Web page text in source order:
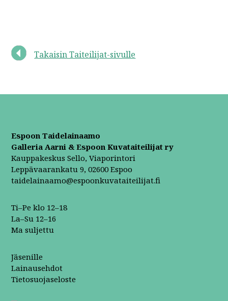
Takaisin Taiteilijat-sivulle
Espoon Taidelainaamo
Galleria Aarni & Espoon Kuvataiteilijat ry
Kauppakeskus Sello, Viaporintori
Leppävaarankatu 9, 02600 Espoo
taidelainaamo@espoonkuvataiteilijat.fi
Ti–Pe klo 12–18
La–Su 12–16
Ma suljettu
Jäsenille
Lainausehdot
Tietosuojaseloste